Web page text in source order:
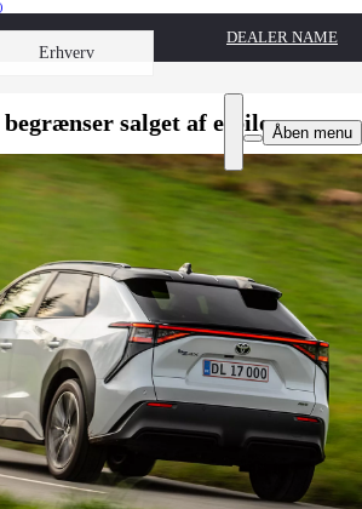
Erhverv
DEALER NAME
Åben menu
salget af elbiler